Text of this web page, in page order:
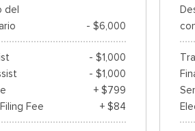
del
- $6,000
- $1,000
- $1,000
+ $799
Fee
+ $84